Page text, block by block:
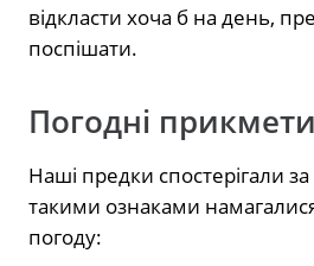
відкласти хоча б на день,
поспішати.
Погодні
Наші предки спостерігали
такими ознаками
погоду: